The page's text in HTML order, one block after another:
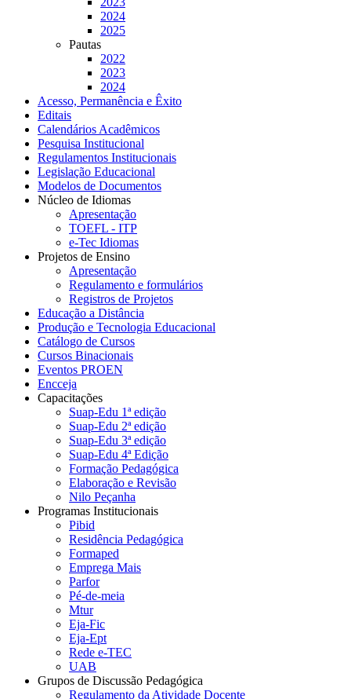
2024
2025
Pautas
2022
2023
2024
Acesso, Permanência e Êxito
Editais
Calendários Acadêmicos
Pesquisa Institucional
Regulamentos Institucionais
Legislação Educacional
Modelos de Documentos
Núcleo de Idiomas
Apresentação
TOEFL - ITP
e-Tec Idiomas
Projetos de Ensino
Apresentação
Regulamento e formulários
Registros de Projetos
Educação a Distância
Produção e Tecnologia Educacional
Catálogo de Cursos
Cursos Binacionais
Eventos PROEN
Encceja
Capacitações
Suap-Edu 1ª edição
Suap-Edu 2ª edição
Suap-Edu 3ª edição
Suap-Edu 4ª Edição
Formação Pedagógica
Elaboração e Revisão
Nilo Peçanha
Programas Institucionais
Pibid
Residência Pedagógica
Formaped
Emprega Mais
Parfor
Pé-de-meia
Mtur
Eja-Fic
Eja-Ept
Rede e-TEC
UAB
Grupos de Discussão Pedagógica
Regulamento da Atividade Docente